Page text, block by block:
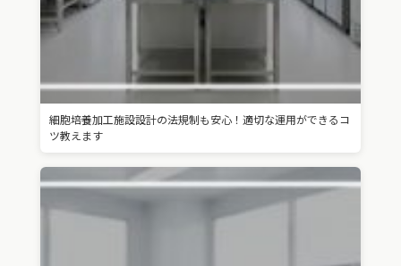
細胞培養加工施設設計の法規制も安心！適切な運用ができるコ
ツ教えます